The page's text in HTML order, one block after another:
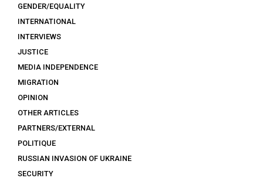
GENDER/EQUALITY
INTERNATIONAL
INTERVIEWS
JUSTICE
MEDIA INDEPENDENCE
MIGRATION
OPINION
OTHER ARTICLES
PARTNERS/EXTERNAL
POLITIQUE
RUSSIAN INVASION OF UKRAINE
SECURITY